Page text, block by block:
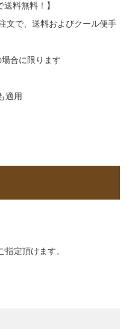
料無料！】
文で、送料およびクール便手
合に限ります
適用
定頂けます。